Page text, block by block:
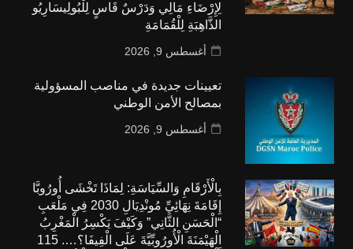
لِإِرْضَاءِ مَالِي وَدَرْسٌ قَاسٍ لِلْبُولِيسَارِيُو
الذَّاهِبَةِ لِلْقُمَامَةِ
أغسطس 9, 2026
تعيينات جديدة في مناصب المسؤولية
بمصالح الأمن الوطني
أغسطس 9, 2026
بِالْأَرْقَامِ وَالسِّيَاسَةِ: لِمَاذَا تَخْشَى أُورُوبَّا
إِقَامَةَ نِهَائِيِّ مُونْدِيَالِ 2030 فِي مَلْعَبِ
“الْحَسَنِ الثَّانِي” وَكَيْفَ يَكْسِرُ الْمَغْرِبُ
الْهَيْمَنَةَ الْأُورُوبِّيَّةَ عَلَى الْفِيفَا؟…. 115